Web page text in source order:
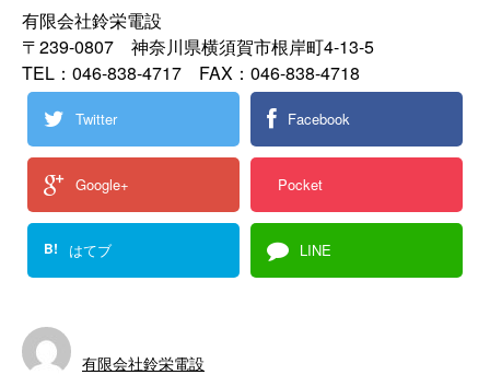
有限会社鈴栄電設
〒239-0807 神奈川県横須賀市根岸町4-13-5
TEL：046-838-4717 FAX：046-838-4718
Twitter Facebook
Google+ Pocket
B! はてブ LINE
有限会社鈴栄電設